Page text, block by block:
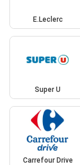
E.Leclerc
Super U
Carrefour Drive